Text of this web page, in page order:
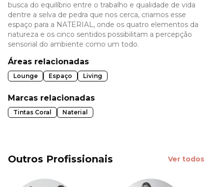
busca do equilíbrio entre o trabalho e qualidade de vida
dentre a selva de pedra que nos cerca, criamos esse
espaço para a NATERIAL, onde os quatro elementos da
natureza e os cinco sentidos possibilitam a percepção
sensorial do ambiente como um todo.
Áreas relacionadas
Lounge Espaço Living
Marcas relacionadas
Tintas Coral Naterial
Outros Profissionais Ver todos